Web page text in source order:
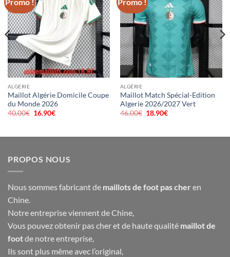
ALGÉRIE
Maillot Algérie Domicile Coupe
du Monde 2026
40.00€ Le
16.90€Le
ALGÉRIE
Maillot Match Spécial-Edition
Algerie 2026/2027 Vert
46.00€ Le
18.90€Le
PROPOS NOUS
Nous sommes fabricant de maillots de foot pas cher en
Chine.
Notre entreprise viennent de Chine,
Vous pouvez obtenir pas cher et de haute qualité maillot de
footde notre entreprise,
Ils sont plus même avec l’original,